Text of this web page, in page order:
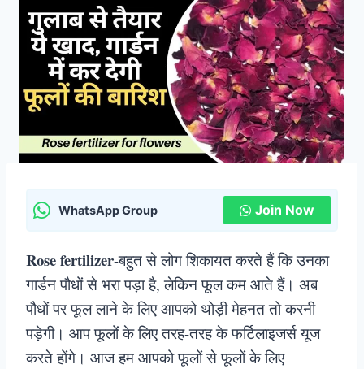
WhatsApp Group Join Now
Rose fertilizer-बहुत से लोग शिकायत करते हैं कि उनका
गार्डन पौधों से भरा पड़ा है, लेकिन फूल कम आते हैं। अब
पौधों पर फूल लाने के लिए आपको थोड़ी मेहनत तो करनी
पड़ेगी। आप फूलों के लिए तरह-तरह के फर्टिलाइजर्स यूज
करते होंगे। आज हम आपको फूलों से फूलों के लिए